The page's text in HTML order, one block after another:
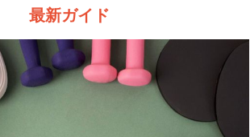
最新ガイド